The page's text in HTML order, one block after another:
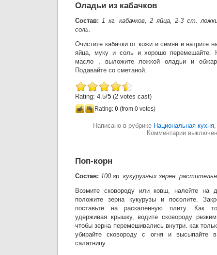
Оладьи из кабачков
Состав:1 кг. кабачков, 2 яйца, 2-3 ст.
соль.
Очистите кабачки от кожи и семян и натрите
яйца, муку и соль и хорошо перемешайте.
масло , выложите ложкой оладьи и
Подавайте со сметаной.
Rating: 4.5/5 (2 votes cast)
Rating: 0 (from 0 votes)
Написано в рубрике Национальная кухня
Комментарии
Поп-корн
Состав: 100 гр. кукурузных зерен,
Возмите сковороду или ковш, налейте на
положите зерна кукурузы и посолите.
поставьте на раскаленную плиту. Как
удерживая крышку, водите сковороду
чтобы зерна перемешивались внутри. как
убирайте сковороду с огня и высыпайте
салатницу.